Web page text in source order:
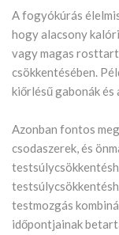
A fogyókúrás
hogy alacsony
vagy magas
csökkentésében.
kiőrlésű gabonák és
Azonban fontos
csodaszerek, és
testmozgás
időpontjainak